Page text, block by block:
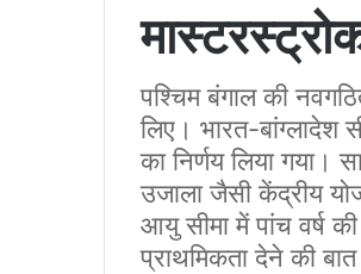
पश्चिम बंगाल की
लिए। भारत-बांग्लादेश
का निर्णय लिया
उजाला जैसी केंद्रीय
आयु सीमा में पांच वर्ष
प्राथमिकता देने की